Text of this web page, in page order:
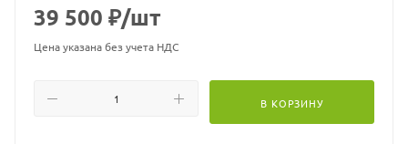
нержавеющая сталь, закаленное стекло
39 500 ₽/шт
Цена указана без учета НДС
В КОРЗИНУ